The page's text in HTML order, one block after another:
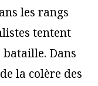
les rangs
tentent
bataille. Dans
la colère des